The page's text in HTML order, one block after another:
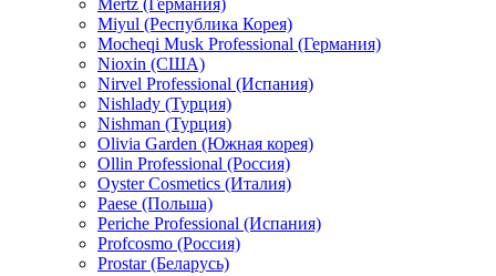
Mertz (Германия)
Miyul (Республика Корея)
Mocheqi Musk Professional (Германия)
Nioxin (США)
Nirvel Professional (Испания)
Nishlady (Турция)
Nishman (Турция)
Olivia Garden (Южная корея)
Ollin Professional (Россия)
Oyster Cosmetics (Италия)
Paese (Польша)
Periche Professional (Испания)
Profcosmo (Россия)
Prostar (Беларусь)